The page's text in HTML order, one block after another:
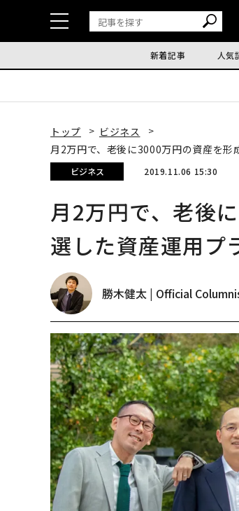
新着記事 人気
トップ
ビジネス
月2万円で、老後に3000万円の資産を
ビジネス 2019.11.06 15:30
月2万円で、老後
選した資産運用プ
勝木健太 | Official